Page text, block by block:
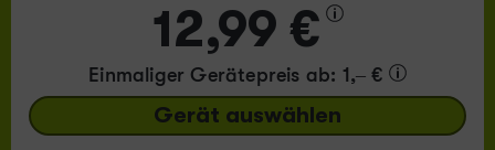
12,99 €
Einmaliger Gerätepreis ab: 1,– €
Gerät auswählen